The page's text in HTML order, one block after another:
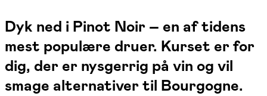
Dyk ned i Pinot Noir – en af tidens
mest populære druer. Kurset er for
dig, der er nysgerrig på vin og vil
smage alternativer til Bourgogne.